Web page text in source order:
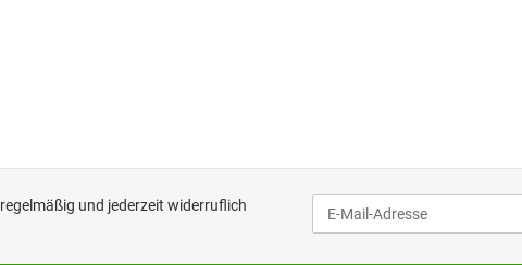
regelmäßig und jederzeit widerruflich